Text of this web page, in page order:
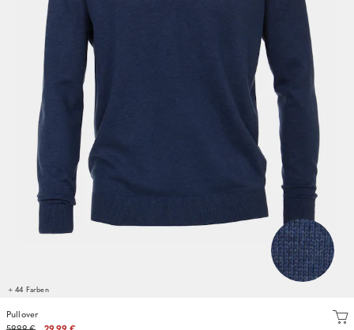
+ 44 Farben
Pullover